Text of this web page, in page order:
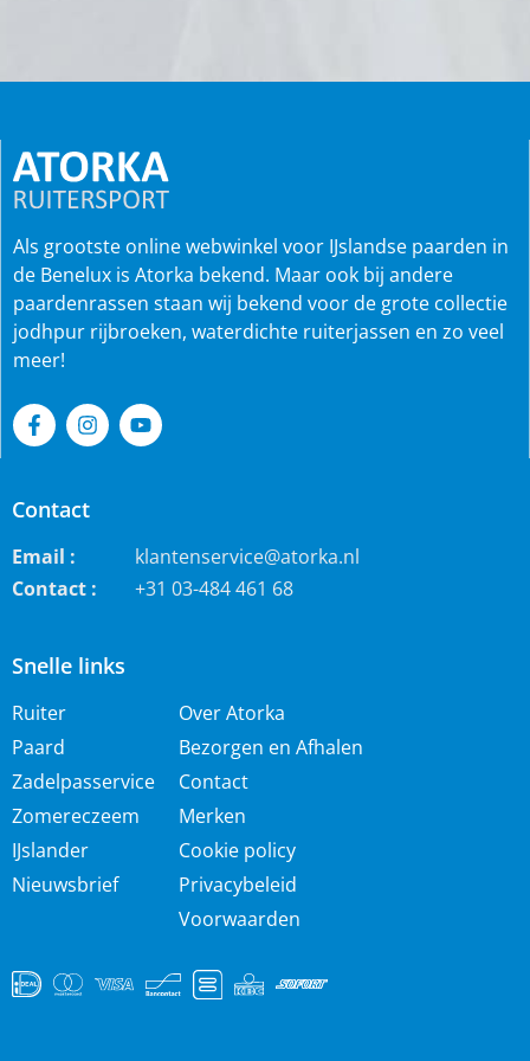
Snelle links
Ruiter
Paard
Zadelpasservice
Zomereczeem
IJslander
Nieuwsbrief
Over Atorka
Bezorgen en Afhalen
Contact
Merken
Cookie policy
Privacybeleid
Voorwaarden
Als grootste online webwinkel voor IJslandse paarden in
de Benelux is Atorka bekend. Maar ook bij andere
paardenrassen staan wij bekend voor de grote collectie
jodhpur rijbroeken, waterdichte ruiterjassen en zo veel
meer!
Contact
Email :
klantenservice@atorka.nl
Contact :
+31 03-484 461 68